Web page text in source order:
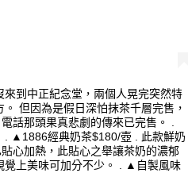
到中正紀念堂，兩個人晃完突然特
但因為是假日深怕抹茶千層完售，
話那頭果真悲劇的傳來已完售。 .
. ▲1886經典奶茶$180/壺 . 此款鮮奶
心加熱，此貼心之舉讓茶奶的濃郁
覺上美味可加分不少。 . ▲自製風味